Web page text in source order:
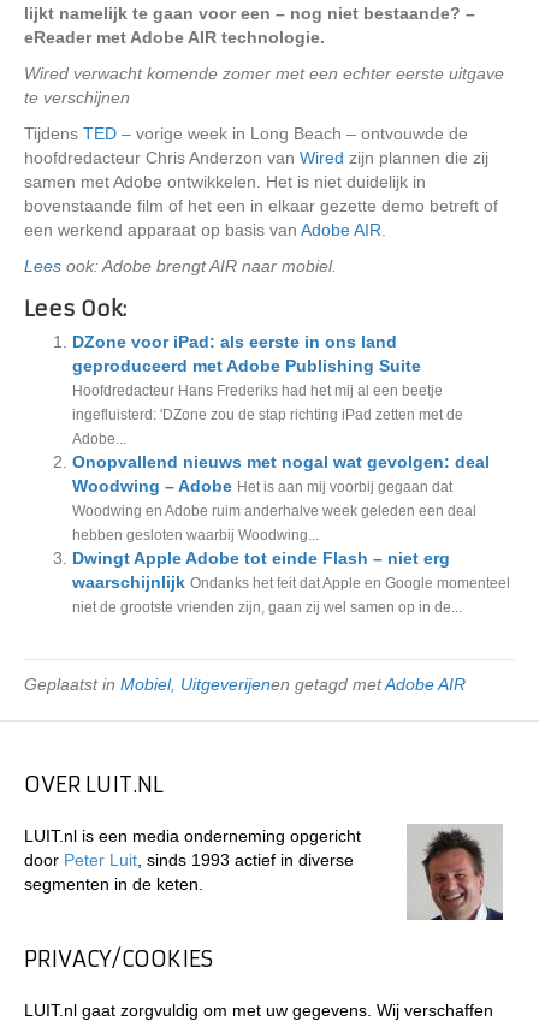
lijkt namelijk te gaan voor een – nog niet bestaande? –
eReader met Adobe AIR technologie.
Wired verwacht komende zomer met een echter eerste uitgave
te verschijnen
Tijdens TED – vorige week in Long Beach – ontvouwde de
hoofdredacteur Chris Anderzon van Wired zijn plannen die zij
samen met Adobe ontwikkelen. Het is niet duidelijk in
bovenstaande film of het een in elkaar gezette demo betreft of
een werkend apparaat op basis van Adobe AIR
Lees ook: Adobe brengt AIR naar mobiel.
Lees Ook:
DZone voor iPad: als eerste in ons land
geproduceerd met Adobe Publishing Suite
Hoofdredacteur Hans Frederiks had het mij al een beetje
ingefluisterd: 'DZone zou de stap richting iPad zetten met de
Adobe...
Onopvallend nieuws met nogal wat gevolgen: deal
Woodwing – Adobe Het is aan mij voorbij gegaan dat
Woodwing en Adobe ruim anderhalve week geleden een deal
hebben gesloten waarbij Woodwing...
Dwingt Apple Adobe tot einde Flash – niet erg
waarschijnlijk Ondanks het feit dat Apple en Google momenteel
niet de grootste vrienden zijn, gaan zij wel samen op in de...
Geplaatst in Mobiel, Uitgeverijenen getagd metAdobe AIR
OVER LUIT.NL
LUIT.nl is een media onderneming opgericht
door Peter Luit , sinds 1993 actief in diverse
segmenten in de keten.
PRIVACY/COOKIES
LUIT.nl gaat zorgvuldig om met uw gegevens. Wij verschaffen